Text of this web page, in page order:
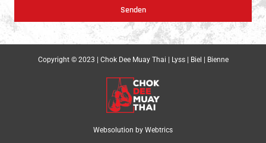
Senden
Copyright © 2023 | Chok Dee Muay Thai | Lyss | Biel | Bienne
Websolution by Webtrics